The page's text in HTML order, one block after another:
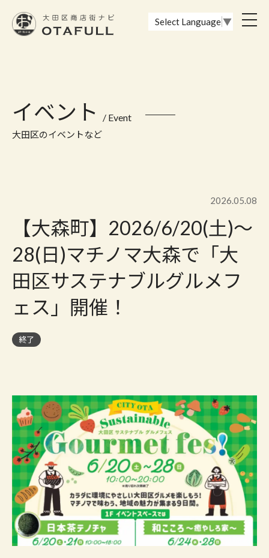
Select Language ▼
イベント / Event
大田区のイベントなど
2026.05.08
【大森町】2026/6/20(土)～
28(日)マチノマ大森で「大
田区サステナブルグルメフ
ェス」開催！
終了